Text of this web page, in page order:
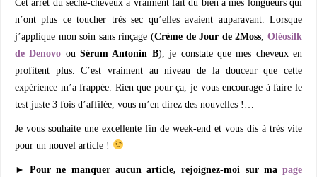
Cet arrêt du sèche-cheveux a vraiment fait du bien à mes longueurs qui
n’ont plus ce toucher très sec qu’elles avaient auparavant. Lorsque
j’applique mon soin sans rinçage (Crème de Jour de 2Moss ,Oléosilk
de Denovo ouSérum Antonin B), je constate que mes cheveux en
profitent plus. C’est vraiment au niveau de la douceur que cette
expérience m’a frappée. Rien que pour ça, je vous encourage à faire le
test juste 3 fois d’affilée, vous m’en direz des nouvelles !…
Je vous souhaite une excellente fin de week-end et vous dis à très vite
pour un nouvel article !
► Pour ne manquer aucun article, rejoignez-moi sur ma page